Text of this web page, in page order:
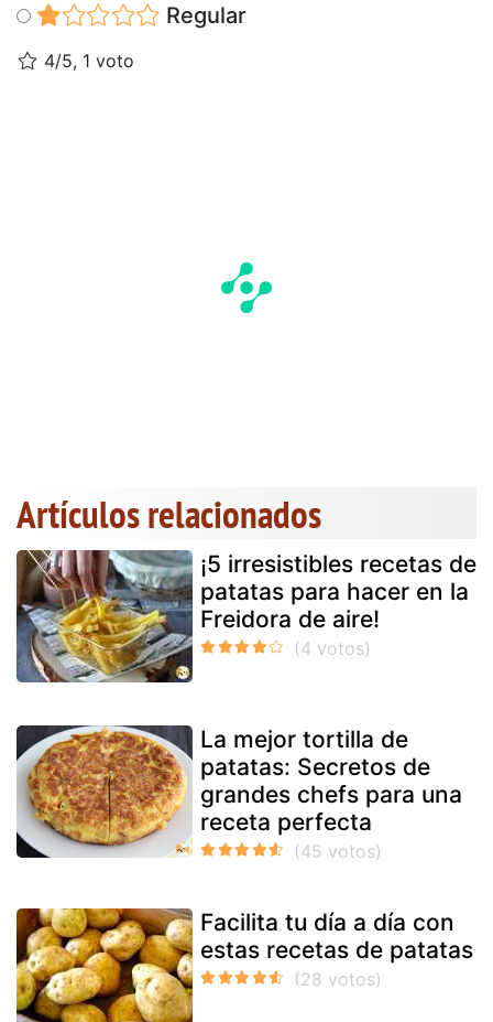
Regular
4/5, 1 voto
Artículos relacionados
¡5 irresistibles recetas de
patatas para hacer en la
Freidora de aire!
La mejor tortilla de
patatas: Secretos de
grandes chefs para una
receta perfecta
Facilita tu día a día con
estas recetas de patatas